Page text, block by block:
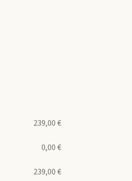
239,00 €
0,00 €
239,00 €